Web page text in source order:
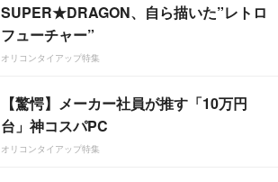
SUPER★DRAGON、自ら描いた”レトロ
フューチャー”
オリコンタイアップ特集
【驚愕】メーカー社員が推す「10万円
台」神コスパPC
オリコンタイアップ特集